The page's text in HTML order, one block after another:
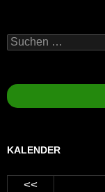
Suchen
nach:
KALENDER
<<